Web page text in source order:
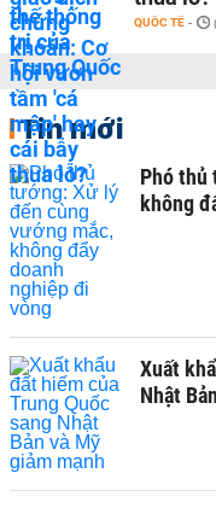
QUỐC TẾ -
Tin mới
Phó thủ
không
Xuất
Nhật